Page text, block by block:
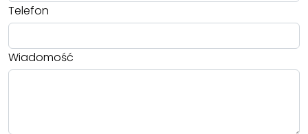
Telefon
Wiadomość